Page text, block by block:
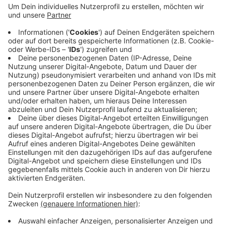
Außerdem weisen die Apotheken in der Regel mit
einem Aushang auf weitere Notfall-Dienste in der
Umgebung hin. Die Apotheken sind von morgens 9 Uhr
an 24 Stunden in Bereitschaft. Hiergibt es weitere
Infos. Wer die nächste Notdienststelle sucht, kann
eine SMS mit "apo" an die Kurzwahl 22 8 33 schicken.
Telefonisch kann ebenfalls nachgefragt werden:
0800-00 22 8 33.
Anzeige